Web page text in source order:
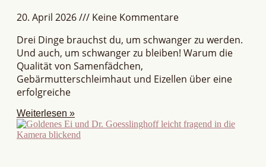
20. April 2026
Keine Kommentare
Drei Dinge brauchst du, um schwanger zu werden.
Und auch, um schwanger zu bleiben! Warum die
Qualität von Samenfädchen,
Gebärmutterschleimhaut und Eizellen über eine
erfolgreiche
Weiterlesen »